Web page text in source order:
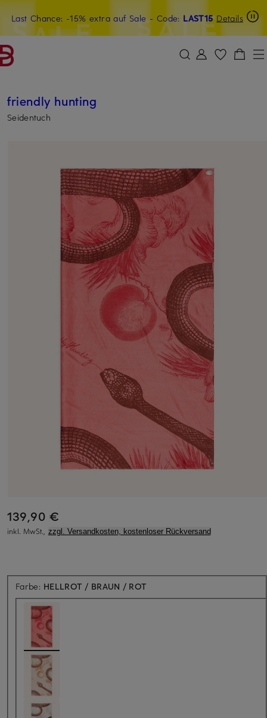
ZUM HAUPTINHALT ÜBERSPRINGEN ZUM SUCHFELD ÜBERSPRINGEN
Last Chance: -15% extra auf Sale- Code: LAST15 Details
15€-Willkommensgutschein mit Beyond sichern
friendly hunting
Seidentuch
139,90 €
inkl. MwSt., zzgl. Versandkosten, kostenloser Rückversand
Farbe: HELLROT / BRAUN / ROT